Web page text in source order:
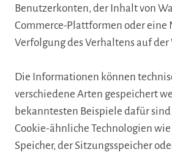
Benutzerkonten, der Inhalt von
Commerce-Plattformen oder eine
Verfolgung des Verhaltens auf der
Die Informationen können
verschiedene Arten gespeichert
bekanntesten Beispiele dafür sind
Cookie-ähnliche Technologien
Speicher, der Sitzungsspeicher